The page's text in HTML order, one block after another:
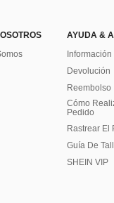
AYUDA &
Devolución
Reembolso
Cómo
Pedido
Rastrear El
Guía De
SHEIN VIP